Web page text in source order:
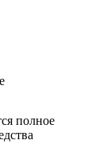
полное